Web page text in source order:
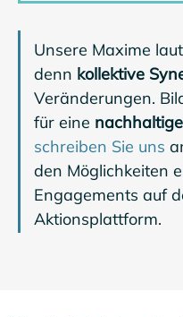
Unsere Maxime
denn kollektive
Veränderungen.
für eine
schreiben Sie uns
den Möglichkeiten
Engagements auf
Aktionsplattform.